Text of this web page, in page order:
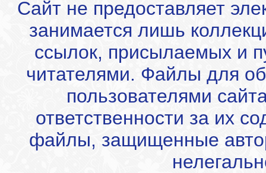
Сайт не предоставляет
занимается лишь
ссылок, присылаемых и
читателями. Файлы для
пользователями
ответственности за их
файлы, защищенные